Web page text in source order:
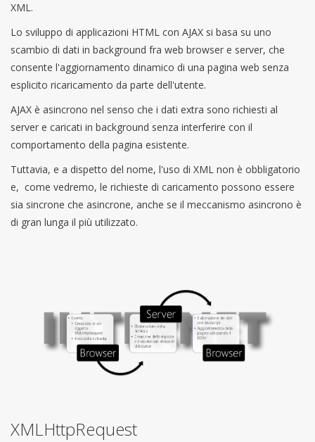
XML.
Lo sviluppo di applicazioni HTML con AJAX si basa su uno
scambio di dati in background fra web browser e server, che
consente l'aggiornamento dinamico di una pagina web senza
esplicito ricaricamento da parte dell'utente.
AJAX è asincrono nel senso che i dati extra sono richiesti al
server e caricati in background senza interferire con il
comportamento della pagina esistente.
Tuttavia, e a dispetto del nome, l'uso di XML non è obbligatorio
e, come vedremo, le richieste di caricamento possono essere
sia sincrone che asincrone, anche se il meccanismo asincrono è
di gran lunga il più utilizzato.
XMLHttpRequest